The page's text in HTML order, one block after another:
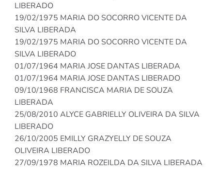
LIBERADO
19/02/1975 MARIA DO SOCORRO VICENTE DA
SILVA LIBERADA
19/02/1975 MARIA DO SOCORRO VICENTE DA
SILVA LIBERADO
01/07/1964 MARIA JOSE DANTAS LIBERADA
01/07/1964 MARIA JOSE DANTAS LIBERADO
09/10/1968 FRANCISCA MARIA DE SOUZA
LIBERADA
25/08/2010 ALYCE GABRIELLY OLIVEIRA DA SILVA
LIBERADO
26/10/2005 EMILLY GRAZYELLY DE SOUZA
OLIVEIRA LIBERADO
27/09/1978 MARIA ROZEILDA DA SILVA LIBERADA